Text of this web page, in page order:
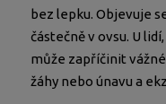
bez lepku. Objevuje
částečně v ovsu. U
může zapříčinit
žáhy nebo únavu a